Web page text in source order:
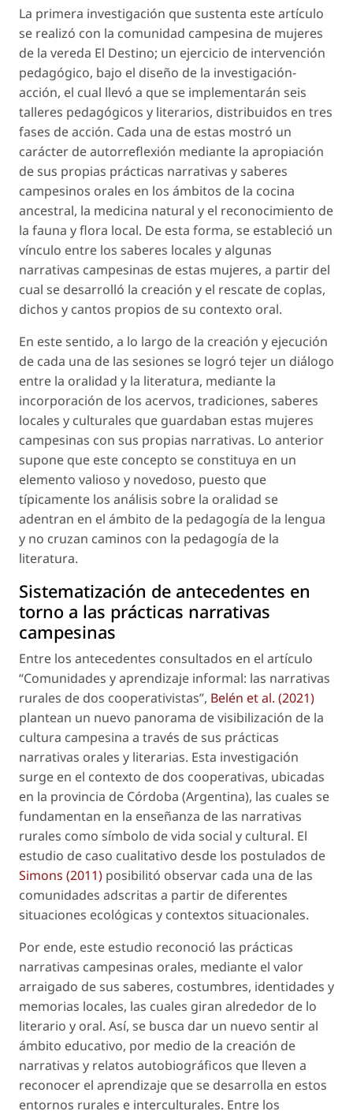
La primera investigación que sustenta este artículo
se realizó con la comunidad campesina de mujeres
de la vereda El Destino; un ejercicio de intervención
pedagógico, bajo el diseño de la investigación-
acción, el cual llevó a que se implementarán seis
talleres pedagógicos y literarios, distribuidos en tres
fases de acción. Cada una de estas mostró un
carácter de autorreflexión mediante la apropiación
de sus propias prácticas narrativas y saberes
campesinos orales en los ámbitos de la cocina
ancestral, la medicina natural y el reconocimiento de
la fauna y flora local. De esta forma, se estableció un
vínculo entre los saberes locales y algunas
narrativas campesinas de estas mujeres, a partir del
cual se desarrolló la creación y el rescate de coplas,
dichos y cantos propios de su contexto oral.
En este sentido, a lo largo de la creación y ejecución
de cada una de las sesiones se logró tejer un diálogo
entre la oralidad y la literatura, mediante la
incorporación de los acervos, tradiciones, saberes
locales y culturales que guardaban estas mujeres
campesinas con sus propias narrativas. Lo anterior
supone que este concepto se constituya en un
elemento valioso y novedoso, puesto que
típicamente los análisis sobre la oralidad se
adentran en el ámbito de la pedagogía de la lengua
y no cruzan caminos con la pedagogía de la
literatura.
Sistematización de antecedentes en
torno a las prácticas narrativas
campesinas
Entre los antecedentes consultados en el artículo
“Comunidades y aprendizaje informal: las narrativas
rurales de dos cooperativistas”, Belén et al. (2021)
plantean un nuevo panorama de visibilización de la
cultura campesina a través de sus prácticas
narrativas orales y literarias. Esta investigación
surge en el contexto de dos cooperativas, ubicadas
en la provincia de Córdoba (Argentina), las cuales se
fundamentan en la enseñanza de las narrativas
rurales como símbolo de vida social y cultural. El
estudio de caso cualitativo desde los postulados de
Simons (2011) posibilitó observar cada una de las
comunidades adscritas a partir de diferentes
situaciones ecológicas y contextos situacionales.
Por ende, este estudio reconoció las prácticas
narrativas campesinas orales, mediante el valor
arraigado de sus saberes, costumbres, identidades y
memorias locales, las cuales giran alrededor de lo
literario y oral. Así, se busca dar un nuevo sentir al
ámbito educativo, por medio de la creación de
narrativas y relatos autobiográficos que lleven a
reconocer el aprendizaje que se desarrolla en estos
entornos rurales e interculturales. Entre los